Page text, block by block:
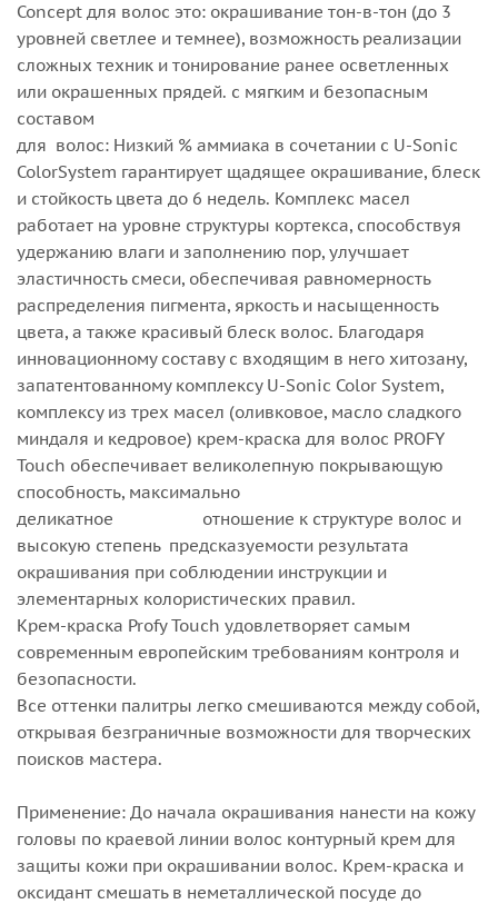
Concept для волос это: окрашивание тон-в-тон (до 3
уровней светлее и темнее), возможность реализации
сложных техник и тонирование ранее осветленных
или окрашенных прядей. с мягким и безопасным
составом
для волос: Низкий % аммиака в сочетании с U-Sonic
ColorSystem гарантирует щадящее окрашивание, блеск
и стойкость цвета до 6 недель. Комплекс масел
работает на уровне структуры кортекса, способствуя
удержанию влаги и заполнению пор, улучшает
эластичность смеси, обеспечивая равномерность
распределения пигмента, яркость и насыщенность
цвета, а также красивый блеск волос. Благодаря
инновационному составу с входящим в него хитозану,
запатентованному комплексу U-Sonic Color System,
комплексу из трех масел (оливковое, масло сладкого
миндаля и кедровое) крем-краска для волос PROFY
Touch обеспечивает великолепную покрывающую
способность, максимально
деликатное отношение к структуре волос и
высокую степень предсказуемости результата
окрашивания при соблюдении инструкции и
элементарных колористических правил.
Крем-краска Profy Touch удовлетворяет самым
современным европейским требованиям контроля и
безопасности.
Все оттенки палитры легко смешиваются между собой,
открывая безграничные возможности для творческих
поисков мастера.
Применение: До начала окрашивания нанести на кожу
головы по краевой линии волос контурный крем для
защиты кожи при окрашивании волос. Крем-краска и
оксидант смешать в неметаллической посуде до